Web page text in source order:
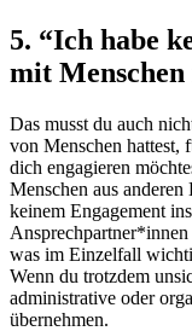
5. “Ich habe
mit
Das musst du auch
von Menschen hattest,
dich engagieren
Menschen aus
keinem Engagement
was im Einzelfall
Wenn du trotzdem
administrative oder
übernehmen.